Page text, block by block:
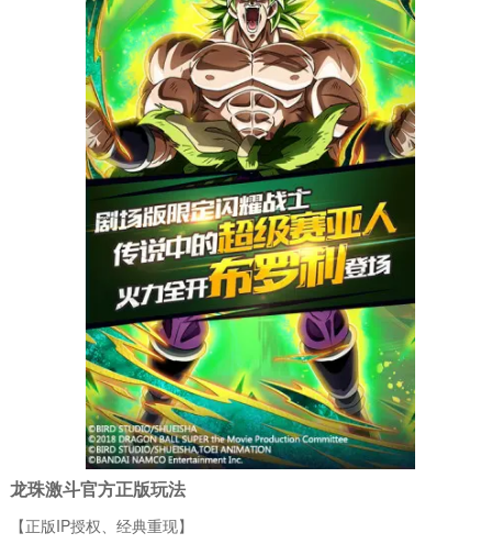
龙珠激斗官方正版玩法
【正版IP授权、经典重现】